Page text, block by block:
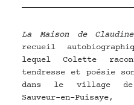
La Maison de Claudine
recueil
lequel Colette
tendresse et poésie
dans le village
Sauveur-en-